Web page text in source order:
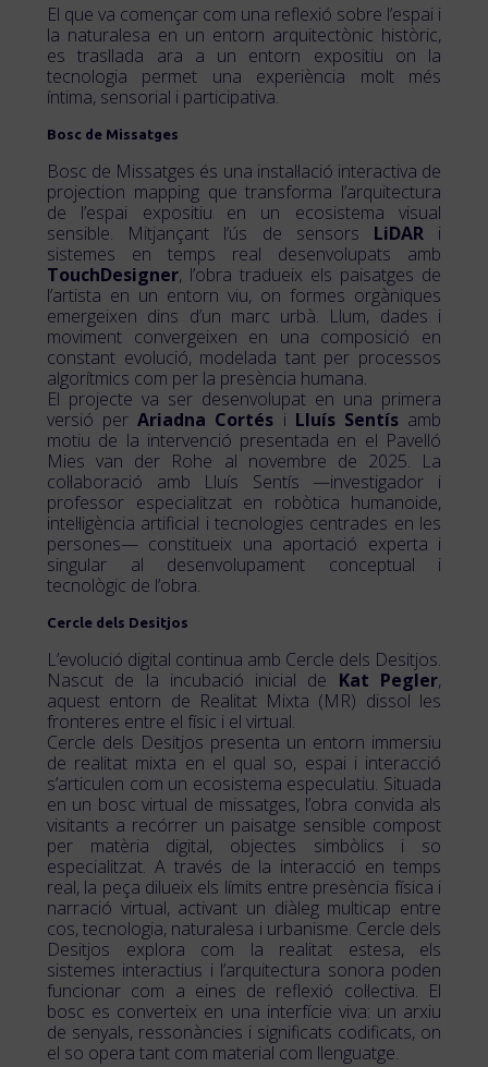
El que va començar com una reflexió sobre l’espai i
la naturalesa en un entorn arquitectònic històric,
es trasllada ara a un entorn expositiu on la
tecnologia permet una experiència molt més
íntima, sensorial i participativa.
Bosc de Missatges
Bosc de Missatges és una instal·lació interactiva de
projection mapping que transforma l’arquitectura
de l’espai expositiu en un ecosistema visual
sensible. Mitjançant l’ús de sensors LiDAR i
sistemes en temps real desenvolupats amb
TouchDesigner, l’obra tradueix els paisatges de
l’artista en un entorn viu, on formes orgàniques
emergeixen dins d’un marc urbà. Llum, dades i
moviment convergeixen en una composició en
constant evolució, modelada tant per processos
algorítmics com per la presència humana.
El projecte va ser desenvolupat en una primera
versió perAriadna Cortés i Lluís Sentísamb
motiu de la intervenció presentada en el Pavelló
Mies van der Rohe al novembre de 2025. La
col·laboració amb Lluís Sentís —investigador i
professor especialitzat en robòtica humanoide,
intel·ligència artificial i tecnologies centrades en les
persones— constitueix una aportació experta i
singular al desenvolupament conceptual i
tecnològic de l’obra.
Cercle dels Desitjos
L’evolució digital continua amb Cercle dels Desitjos.
Nascut de la incubació inicial de Kat Pegler,
aquest entorn de Realitat Mixta (MR) dissol les
fronteres entre el físic i el virtual.
Cercle dels Desitjos presenta un entorn immersiu
de realitat mixta en el qual so, espai i interacció
s’articulen com un ecosistema especulatiu. Situada
en un bosc virtual de missatges, l’obra convida als
visitants a recórrer un paisatge sensible compost
per matèria digital, objectes simbòlics i so
especialitzat. A través de la interacció en temps
real, la peça dilueix els límits entre presència física i
narració virtual, activant un diàleg multicap entre
cos, tecnologia, naturalesa i urbanisme. Cercle dels
Desitjos explora com la realitat estesa, els
sistemes interactius i l’arquitectura sonora poden
funcionar com a eines de reflexió col·lectiva. El
bosc es converteix en una interfície viva: un arxiu
de senyals, ressonàncies i significats codificats, on
el so opera tant com material com llenguatge.